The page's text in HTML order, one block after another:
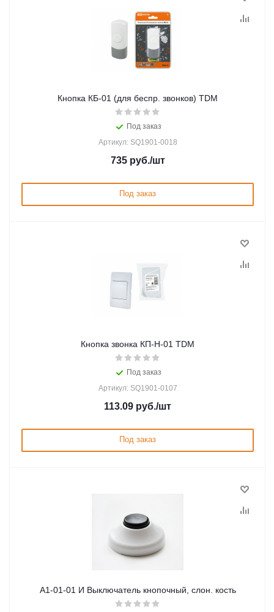
Кнопка КБ-01 (для беспр. звонков) TDM
Под заказ
Артикул: SQ1901-0018
735руб./шт
Под заказ
Кнопка звонка КП-Н-01 TDM
Под заказ
Артикул: SQ1901-0107
113.09 руб./шт
Под заказ
А1-01-01 И Выключатель кнопочный, слон. кость